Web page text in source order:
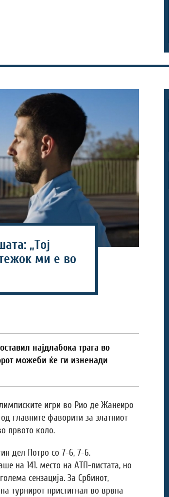
„Тој
ми е во
најдлабока трага во
можеби ќе ги изненади
игри во Рио де Жанеиро
главните фаворити за златниот
првото коло.
дел Потро со 7-6, 7-6.
на 141. место на АТП-листата, но
сензација. За Србинот,
турнирот пристигнал во врвна